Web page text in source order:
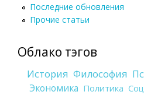
Последние обновления
Прочие статьи
Облако тэгов
История Философия
Экономика Политика